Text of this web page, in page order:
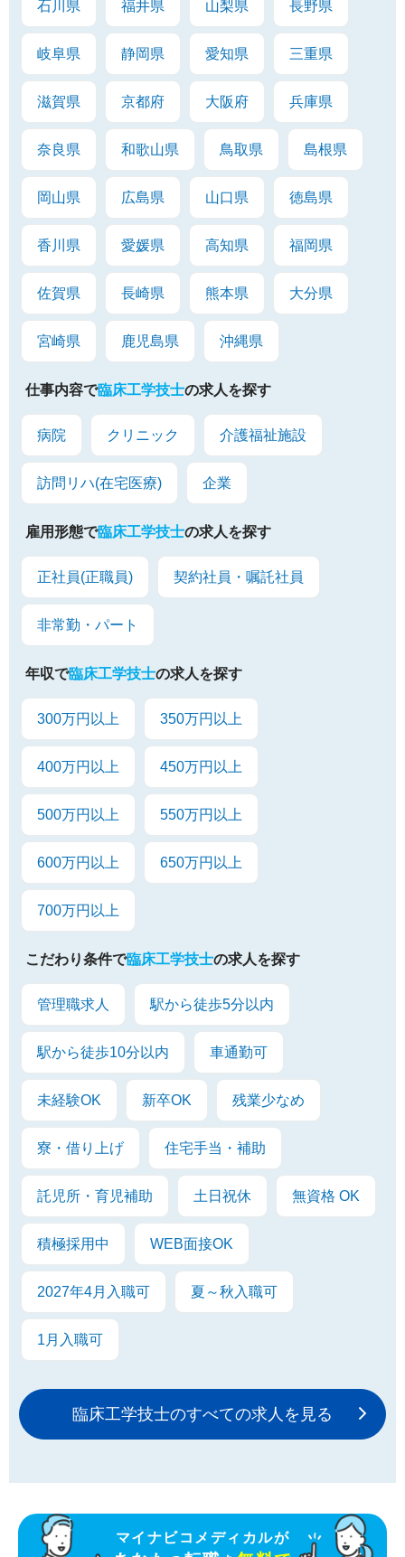
石川県 福井県 山梨県 長野県
岐阜県 静岡県 愛知県 三重県
滋賀県 京都府 大阪府 兵庫県
奈良県 和歌山県 鳥取県 島根県
岡山県 広島県 山口県 徳島県
香川県 愛媛県 高知県 福岡県
佐賀県 長崎県 熊本県 大分県
宮崎県 鹿児島県 沖縄県
仕事内容で臨床工学技士の求人を探す
病院 クリニック 介護福祉施設
訪問リハ(在宅医療) 企業
雇用形態で臨床工学技士の求人を探す
正社員(正職員) 契約社員・嘱託社員
非常勤・パート
年収で臨床工学技士の求人を探す
300万円以上 350万円以上
400万円以上 450万円以上
500万円以上 550万円以上
600万円以上 650万円以上
700万円以上
こだわり条件で臨床工学技士の求人を探す
管理職求人 駅から徒歩5分以内
駅から徒歩10分以内 車通勤可
未経験OK 新卒OK 残業少なめ
寮・借り上げ 住宅手当・補助
託児所・育児補助 土日祝休 無資格 OK
積極採用中 WEB面接OK
2027年4月入職可 夏～秋入職可
1月入職可
臨床工学技士のすべての求人を見る
マイナビコメディカルが